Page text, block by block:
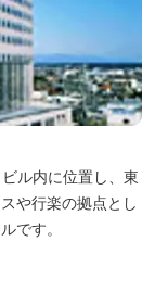
ル内に位置し、東
や行楽の拠点とし
です。